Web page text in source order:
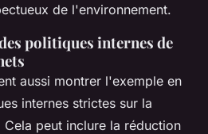
de l'environnement.
politiques internes de
aussi montrer l'exemple en
internes strictes sur la
peut inclure la réduction